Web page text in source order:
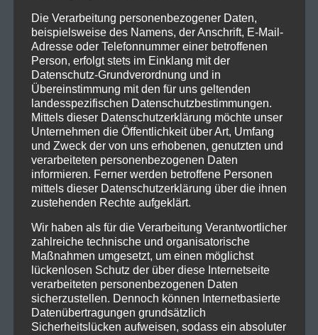
Dritten einbetten und deine Interaktion mit diesem
eingebetteten Inhalt aufzeichnen, inklusive deiner
Interaktion mit dem eingebetteten Inhalt, falls du ein
Konto hast und auf dieser Website angemeldet bist.
Analysedienste
Diese Website benutzt Google Analytics, einen
Webanalysedienst der Google Inc. (Google). Google
Analytics verwendet sog.Cookies, Textdateien, die auf
Ihrem Computer gespeichert werden und die eine
Analyse der Benutzung der Website durch Sie
ermöglichen. Die durch den Cookie erzeugten
Informationen über Ihre Benutzung dieser Website
werden in der Regel an einen Server von Google in
den USA übertragen und dort gespeichert. Im Falle
der Aktivierung der IP-Anonymisierung auf dieser
Webseite, wird Ihre IP-Adresse von Google jedoch
innerhalb von Mitgliedstaaten der Europäischen
Die Verarbeitung personenbezogener Daten,
beispielsweise des Namens, der Anschrift, E-Mail-
Adresse oder Telefonnummer einer betroffenen
Person, erfolgt stets im Einklang mit der
Datenschutz-Grundverordnung und in
Übereinstimmung mit den für uns geltenden
landesspezifischen Datenschutzbestimmungen.
Mittels dieser Datenschutzerklärung möchte unser
Unternehmen die Öffentlichkeit über Art, Umfang
und Zweck der von uns erhobenen, genutzten und
verarbeiteten personenbezogenen Daten
informieren. Ferner werden betroffene Personen
mittels dieser Datenschutzerklärung über die ihnen
zustehenden Rechte aufgeklärt.
Wir haben als für die Verarbeitung Verantwortlicher
zahlreiche technische und organisatorische
Maßnahmen umgesetzt, um einen möglichst
lückenlosen Schutz der über diese Internetseite
verarbeiteten personenbezogenen Daten
sicherzustellen. Dennoch können Internetbasierte
Datenübertragungen grundsätzlich
Sicherheitslücken aufweisen, sodass ein absoluter